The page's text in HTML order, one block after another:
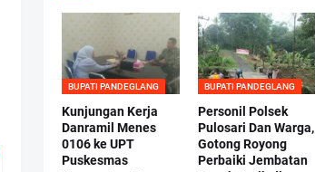
BUPATI PANDEGLANG
Kunjungan Kerja
Danramil Menes
0106 ke UPT
Puskesmas
BUPATI PANDEGLANG
Personil Polsek
Pulosari Dan Warga,
Gotong Royong
Perbaiki Jembatan